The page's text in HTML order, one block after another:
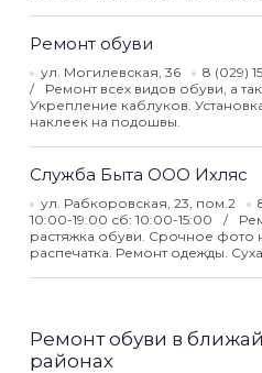
Ремонт обуви
ул. Могилевская, 36 8 (029)
Ремонт всех видов обуви, а
Укрепление каблуков.
наклеек на подошвы.
Служба Быта ООО Ихляс
ул. Рабкоровская, 23, пом.2
10:00-19:00 сб: 10:00-15:00
растяжка обуви. Срочное фото
распечатка. Ремонт одежды.
Ремонт обуви в
районах